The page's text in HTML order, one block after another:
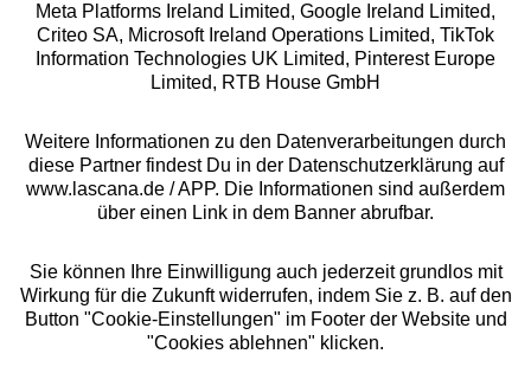
Alle Preise inkl. MwSt., zzgl.
Versandkosten
** Bonität vorausgesetzt, berechtigt zur Bonitätsprüfung
Meta Platforms Ireland Limited, Google Ireland Limited,
Criteo SA, Microsoft Ireland Operations Limited, TikTok
Information Technologies UK Limited, Pinterest Europe
Limited, RTB House GmbH
Weitere Informationen zu den Datenverarbeitungen durch
diese Partner findest Du in der Datenschutzerklärung auf
www.lascana.de / APP. Die Informationen sind außerdem
über einen Link in dem Banner abrufbar.
Sie können Ihre Einwilligung auch jederzeit grundlos mit
Wirkung für die Zukunft widerrufen, indem Sie z. B. auf den
Button "Cookie-Einstellungen" im Footer der Website und
"Cookies ablehnen" klicken.